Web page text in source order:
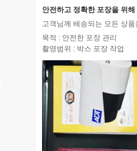
안전하고 정확한 포장을 위
고객님께 배송되는 모든 상
목적 : 안전한 포장 관리
촬영범위 : 박스 포장 작업